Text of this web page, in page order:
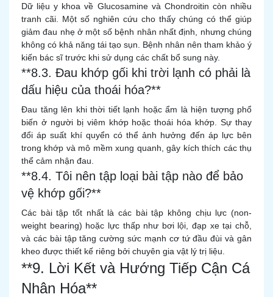
Dữ liệu y khoa về Glucosamine và Chondroitin còn nhiều
tranh cãi. Một số nghiên cứu cho thấy chúng có thể giúp
giảm đau nhẹ ở một số bệnh nhân nhất định, nhưng chúng
không có khả năng tái tạo sụn. Bệnh nhân nên tham khảo ý
kiến bác sĩ trước khi sử dụng các chất bổ sung này.
**8.3. Đau khớp gối khi trời lạnh có phải là
dấu hiệu của thoái hóa?**
Đau tăng lên khi thời tiết lạnh hoặc ẩm là hiện tượng phổ
biến ở người bị viêm khớp hoặc thoái hóa khớp. Sự thay
đổi áp suất khí quyển có thể ảnh hưởng đến áp lực bên
trong khớp và mô mềm xung quanh, gây kích thích các thụ
thể cảm nhận đau.
**8.4. Tôi nên tập loại bài tập nào để bảo
vệ khớp gối?**
Các bài tập tốt nhất là các bài tập không chịu lực (non-
weight bearing) hoặc lực thấp như bơi lội, đạp xe tại chỗ,
và các bài tập tăng cường sức mạnh cơ tứ đầu đùi và gân
kheo được thiết kế riêng bởi chuyên gia vật lý trị liệu.
**9. Lời Kết và Hướng Tiếp Cận Cá
Nhân Hóa**